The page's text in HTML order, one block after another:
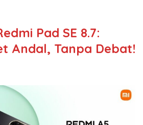
Pad SE 8.7:
Andal, Tanpa Debat!